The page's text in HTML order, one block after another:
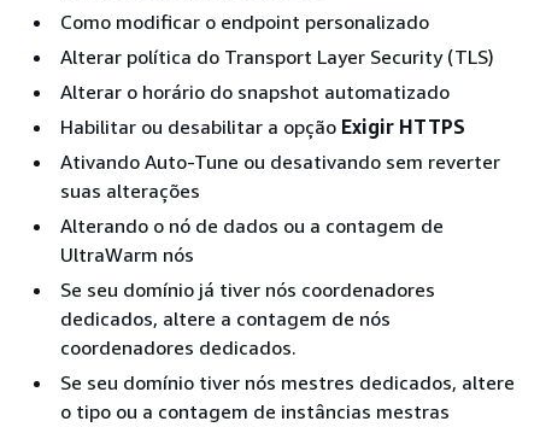
Como modificar o endpoint personalizado
Alterar política do Transport Layer Security (TLS)
Alterar o horário do snapshot automatizado
Habilitar ou desabilitar a opção Exigir HTTPS
Ativando Auto-Tune ou desativando sem reverter
suas alterações
Alterando o nó de dados ou a contagem de
UltraWarm nós
Se seu domínio já tiver nós coordenadores
dedicados, altere a contagem de nós
coordenadores dedicados.
Se seu domínio tiver nós mestres dedicados, altere
o tipo ou a contagem de instâncias mestras